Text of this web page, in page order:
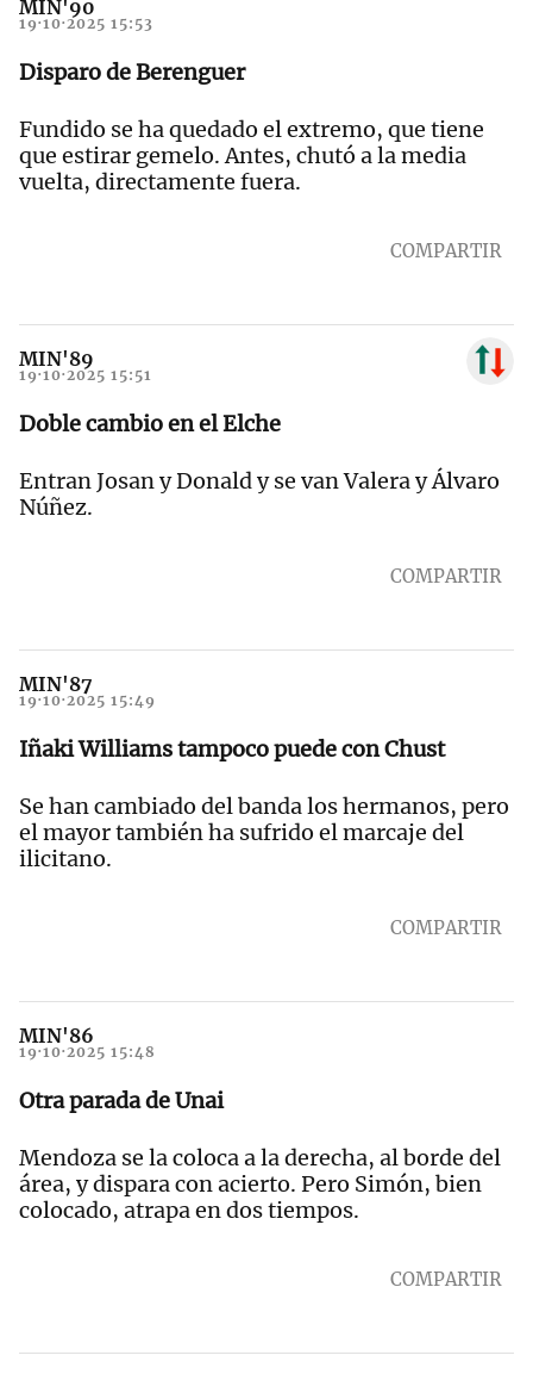
MIN'90
19·10·2025 15:53
Disparo de Berenguer
Fundido se ha quedado el extremo, que tiene
que estirar gemelo. Antes, chutó a la media
vuelta, directamente fuera.
COMPARTIR
MIN'89
19·10·2025 15:51
Doble cambio en el Elche
Entran Josan y Donald y se van Valera y Álvaro
Núñez.
COMPARTIR
MIN'87
19·10·2025 15:49
Iñaki Williams tampoco puede con Chust
Se han cambiado del banda los hermanos, pero
el mayor también ha sufrido el marcaje del
ilicitano.
COMPARTIR
MIN'86
19·10·2025 15:48
Otra parada de Unai
Mendoza se la coloca a la derecha, al borde del
área, y dispara con acierto. Pero Simón, bien
colocado, atrapa en dos tiempos.
COMPARTIR